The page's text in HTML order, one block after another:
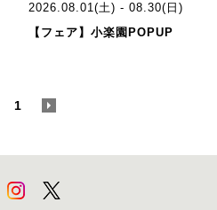
2026.08.01(土) - 08.30(日)
【フェア】小楽園POPUP
1